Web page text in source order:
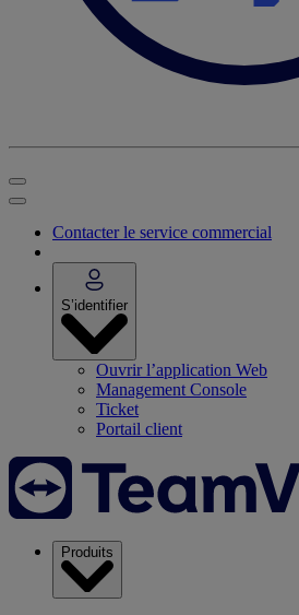
Contacter le service commercial
S’identifier
Ouvrir l’application Web
Management Console
Ticket
Portail client
Produits